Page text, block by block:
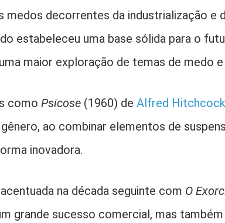
medos decorrentes da industrialização e
estabeleceu uma base sólida para o
maior exploração de temas de medo
como Psicose (1960) de Alfred Hitchcock
ao combinar elementos de
inovadora.
na década seguinte com O
grande sucesso comercial, mas